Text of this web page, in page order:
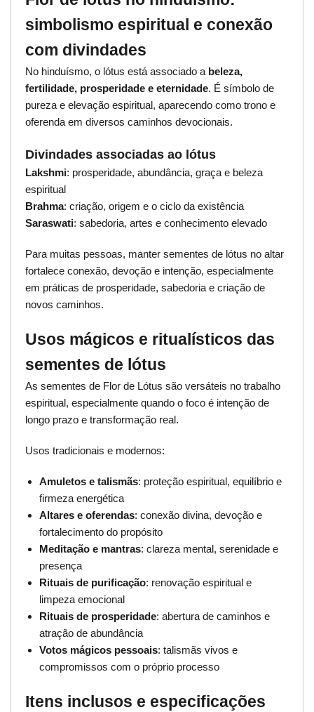
simbolismo espiritual e conexão
com divindades
No hinduísmo, o lótus está associado a beleza,
fertilidade, prosperidade e eternidade. É símbolo de
pureza e elevação espiritual, aparecendo como trono e
oferenda em diversos caminhos devocionais.
Divindades associadas ao lótus
Lakshmi: prosperidade, abundância, graça e beleza
espiritual
Brahma: criação, origem e o ciclo da existência
Saraswati: sabedoria, artes e conhecimento elevado
Para muitas pessoas, manter sementes de lótus no altar
fortalece conexão, devoção e intenção, especialmente
em práticas de prosperidade, sabedoria e criação de
novos caminhos.
Usos mágicos e ritualísticos das
sementes de lótus
As sementes de Flor de Lótus são versáteis no trabalho
espiritual, especialmente quando o foco é intenção de
longo prazo e transformação real.
Usos tradicionais e modernos:
Amuletos e talismãs: proteção espiritual, equilíbrio e
firmeza energética
Altares e oferendas: conexão divina, devoção e
fortalecimento do propósito
Meditação e mantras: clareza mental, serenidade e
presença
Rituais de purificação: renovação espiritual e
limpeza emocional
Rituais de prosperidade: abertura de caminhos e
atração de abundância
Votos mágicos pessoais: talismãs vivos e
compromissos com o próprio processo
Itens inclusos e especificações